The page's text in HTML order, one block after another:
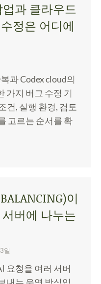
업과 클라우드
정은 어디에
과 Codex cloud의
가지 버그 수정 기
건, 실행 환경, 검토
고르는 순서를 확
이
버에 나누는
일
요청을 여러 서버